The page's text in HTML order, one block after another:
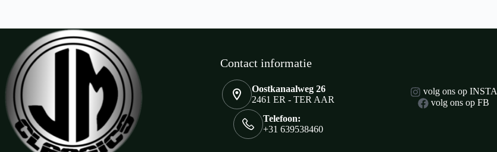
Contact informatie
Oostkanaalweg 26
2461 ER - TER AAR
Telefoon:
+31 639538460
volg ons op INSTA
volg ons op FB